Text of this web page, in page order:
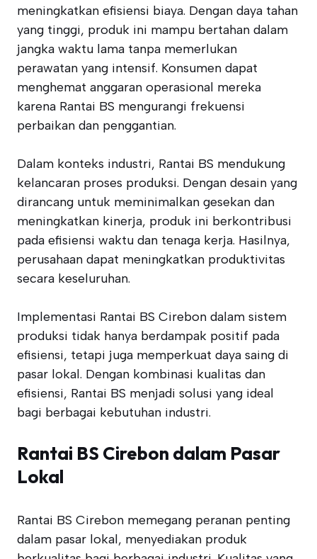
meningkatkan efisiensi biaya. Dengan daya tahan
yang tinggi, produk ini mampu bertahan dalam
jangka waktu lama tanpa memerlukan
perawatan yang intensif. Konsumen dapat
menghemat anggaran operasional mereka
karena Rantai BS mengurangi frekuensi
perbaikan dan penggantian.
Dalam konteks industri, Rantai BS mendukung
kelancaran proses produksi. Dengan desain yang
dirancang untuk meminimalkan gesekan dan
meningkatkan kinerja, produk ini berkontribusi
pada efisiensi waktu dan tenaga kerja. Hasilnya,
perusahaan dapat meningkatkan produktivitas
secara keseluruhan.
Implementasi Rantai BS Cirebon dalam sistem
produksi tidak hanya berdampak positif pada
efisiensi, tetapi juga memperkuat daya saing di
pasar lokal. Dengan kombinasi kualitas dan
efisiensi, Rantai BS menjadi solusi yang ideal
bagi berbagai kebutuhan industri.
Rantai BS Cirebon dalam Pasar
Lokal
Rantai BS Cirebon memegang peranan penting
dalam pasar lokal, menyediakan produk